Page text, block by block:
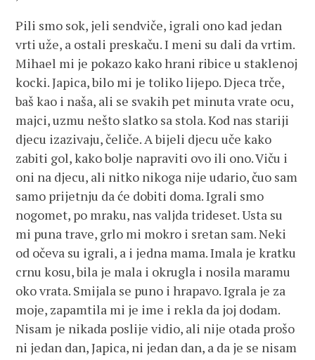
Pili smo sok, jeli sendviče, igrali ono kad jedan
vrti uže, a ostali preskaču. I meni su dali da vrtim.
Mihael mi je pokazo kako hrani ribice u staklenoj
kocki. Japica, bilo mi je toliko lijepo. Djeca trče,
baš kao i naša, ali se svakih pet minuta vrate ocu,
majci, uzmu nešto slatko sa stola. Kod nas stariji
djecu izazivaju, čeliče. A bijeli djecu uče kako
zabiti gol, kako bolje napraviti ovo ili ono. Viču i
oni na djecu, ali nitko nikoga nije udario, čuo sam
samo prijetnju da će dobiti doma. Igrali smo
nogomet, po mraku, nas valjda trideset. Usta su
mi puna trave, grlo mi mokro i sretan sam. Neki
od očeva su igrali, a i jedna mama. Imala je kratku
crnu kosu, bila je mala i okrugla i nosila maramu
oko vrata. Smijala se puno i hrapavo. Igrala je za
moje, zapamtila mi je ime i rekla da joj dodam.
Nisam je nikada poslije vidio, ali nije otada prošo
ni jedan dan, Japica, ni jedan dan, a da je se nisam